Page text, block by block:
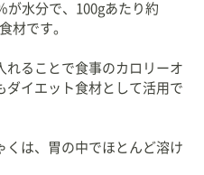
が水分で、100gあたり約
材です。
れることで食事のカロリーオ
ダイエット食材として活用で
くは、胃の中でほとんど溶け